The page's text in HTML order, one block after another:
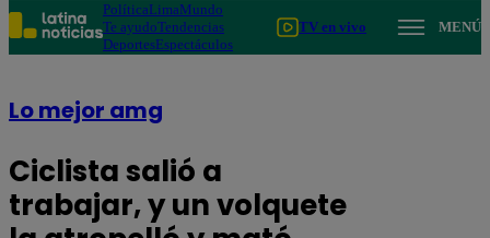
PolíticaLimaMundo
Te ayudoTendencias
DeportesEspectáculos
TV en vivo MENÚ
Lo mejor amg
Ciclista salió a
trabajar, y un volquete